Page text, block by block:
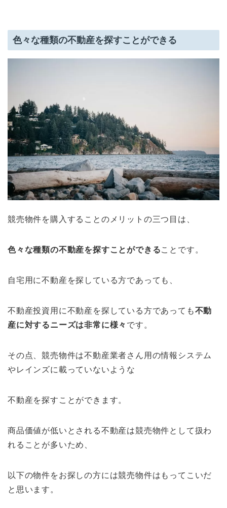
色々な種類の不動産を探すことができる
競売物件を購入することのメリットの三つ目は、
色々な種類の不動産を探すことができることです。
自宅用に不動産を探している方であっても、
不動産投資用に不動産を探している方であっても不動
産に対するニーズは非常に様々 です。
その点、競売物件は不動産業者さん用の情報システム
やレインズに載っていないような
不動産を探すことができます。
商品価値が低いとされる不動産は競売物件として扱わ
れることが多いため、
以下の物件をお探しの方には競売物件はもってこいだ
と思います。